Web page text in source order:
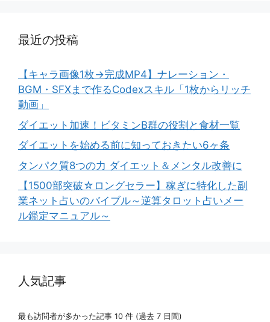
最近の投稿
【キャラ画像1枚→完成MP4】ナレーション・
BGM・SFXまで作るCodexスキル「1枚からリッチ
動画」
ダイエット加速！ビタミンB群の役割と食材一覧
ダイエットを始める前に知っておきたい6ヶ条
タンパク質8つの力 ダイエット＆メンタル改善に
【1500部突破☆ロングセラー】稼ぎに特化した副
業ネット占いのバイブル～逆算タロット占いメー
ル鑑定マニュアル～
人気記事
最も訪問者が多かった記事 10 件 (過去 7 日間)